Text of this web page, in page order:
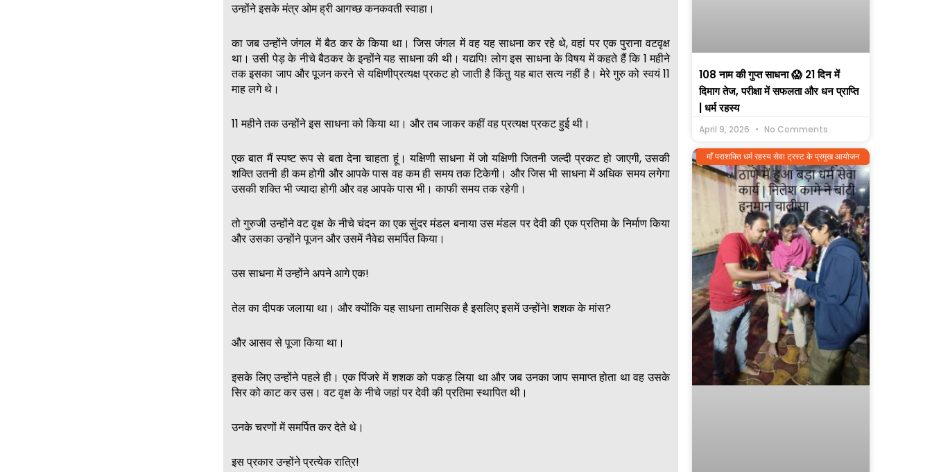
उन्होंने इसके मंत्र ओम ह्री आगच्छ कनकवती स्वाहा।
का जब उन्होंने जंगल में बैठ कर के किया था। जिस जंगल में वह यह साधना कर रहे थे, वहां पर एक पुराना वटवृक्ष
था। उसी पेड़ के नीचे बैठकर के इन्होंने यह साधना की थी। यद्यपि! लोग इस साधना के विषय में कहते हैं कि 1 महीने
तक इसका जाप और पूजन करने से यक्षिणीप्रत्यक्ष प्रकट हो जाती है किंतु यह बात सत्य नहीं है। मेरे गुरु को स्वयं 11
माह लगे थे।
11 महीने तक उन्होंने इस साधना को किया था। और तब जाकर कहीं वह प्रत्यक्ष प्रकट हुई थी।
एक बात मैं स्पष्ट रूप से बता देना चाहता हूं। यक्षिणी साधना में जो यक्षिणी जितनी जल्दी प्रकट हो जाएगी, उसकी
शक्ति उतनी ही कम होगी और आपके पास वह कम ही समय तक टिकेगी। और जिस भी साधना में अधिक समय लगेगा
उसकी शक्ति भी ज्यादा होगी और वह आपके पास भी। काफी समय तक रहेगी।
तो गुरुजी उन्होंने वट वृक्ष के नीचे चंदन का एक सुंदर मंडल बनाया उस मंडल पर देवी की एक प्रतिमा के निर्माण किया
और उसका उन्होंने पूजन और उसमें नैवेद्य समर्पित किया।
उस साधना में उन्होंने अपने आगे एक!
तेल का दीपक जलाया था। और क्योंकि यह साधना तामसिक है इसलिए इसमें उन्होंने! शशक के मांस?
और आसव से पूजा किया था।
इसके लिए उन्होंने पहले ही। एक पिंजरे में शशक को पकड़ लिया था और जब उनका जाप समाप्त होता था वह उसके
सिर को काट कर उस। वट वृक्ष के नीचे जहां पर देवी की प्रतिमा स्थापित थी।
उनके चरणों में समर्पित कर देते थे।
इस प्रकार उन्होंने प्रत्येक रात्रि!
108 नाम की गुप्त साधना 😱 21 दिन में
दिमाग तेज, परीक्षा में सफलता और धन प्राप्ति
| धर्म रहस्य
April 9, 2026 No Comments
माँ पराशक्ति धर्म रहस्य सेवा ट्रस्ट के प्रमुख आयोजन